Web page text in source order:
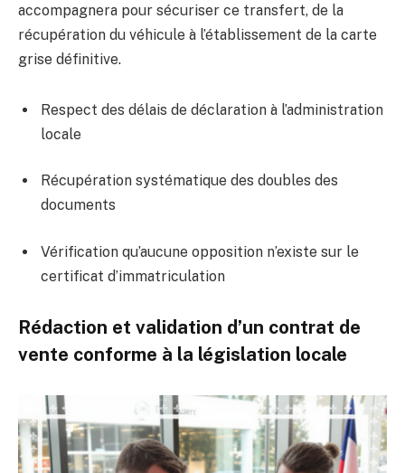
accompagnera pour sécuriser ce transfert, de la
récupération du véhicule à l’établissement de la carte
grise définitive.
Respect des délais de déclaration à l’administration
locale
Récupération systématique des doubles des
documents
Vérification qu’aucune opposition n’existe sur le
certificat d’immatriculation
Rédaction et validation d’un contrat de
vente conforme à la législation locale